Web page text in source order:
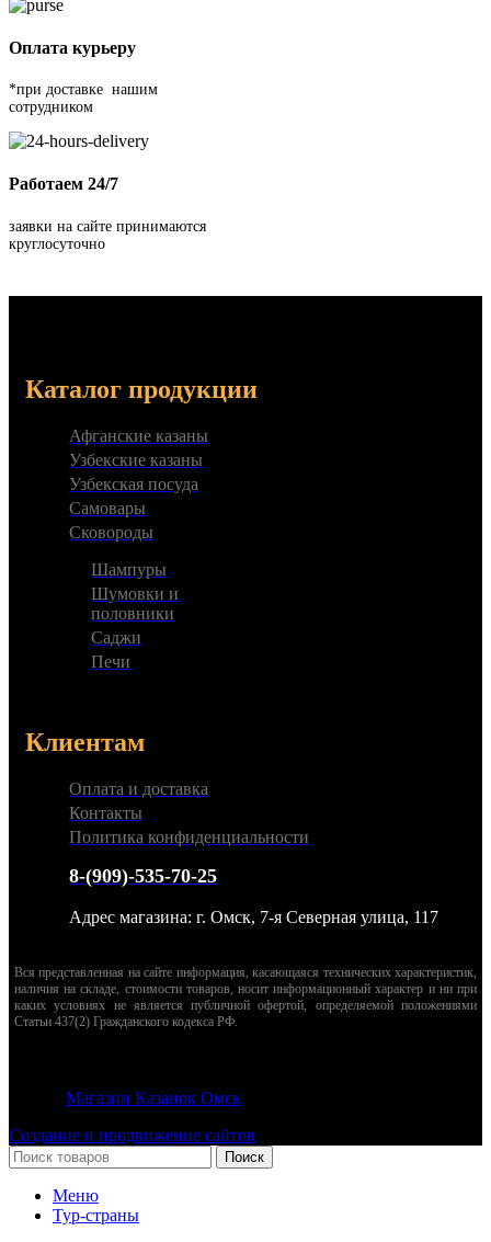
Оплата курьеру
*при доставке нашим
сотрудником
Работаем 24/7
заявки на сайте принимаются
круглосуточно
Каталог продукции
Афганские казаны
Узбекские казаны
Узбекская посуда
Самовары
Сковороды
Шампуры
Шумовки и
половники
Саджи
Печи
Клиентам
Оплата и доставка
Контакты
Политика конфиденциальности
8-(909)-535-70-25
Адрес магазина: г. Омск, 7-я Северная улица, 117
Вся представленная на сайте информация, касающаяся технических характеристик,
наличия на складе, стоимости товаров, носит информационный характер и ни при
каких условиях не является публичной офертой, определяемой положениями
Статьи 437(2) Гражданского кодекса РФ.
Магазин Казанок Омск
Создание и продвижение сайтов
Поиск
Меню
Тур-страны